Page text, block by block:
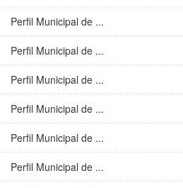
Perfil Municipal de ...
Perfil Municipal de ...
Perfil Municipal de ...
Perfil Municipal de ...
Perfil Municipal de ...
Perfil Municipal de ...